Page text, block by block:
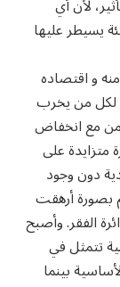
يسيطر عليها
و اقتصاده
لكل من يخرب
مع انخفاض
متزايدة على
دون وجود
بصورة أرهقت
الفقر. وأصبح
تتمثل في
بينما